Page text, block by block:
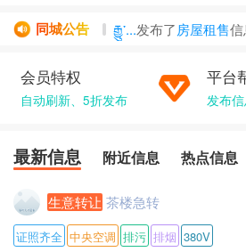
同城公告 རྒྱུ་...发布了房屋租售
发布了
信息
消防检测维...
发布了
会员特权
自动刷新、5折发布
平台
发布
最新信息 附近信息 热点信息
生意转让 茶楼急转
证照齐全 中央空调 排污 排烟 380V